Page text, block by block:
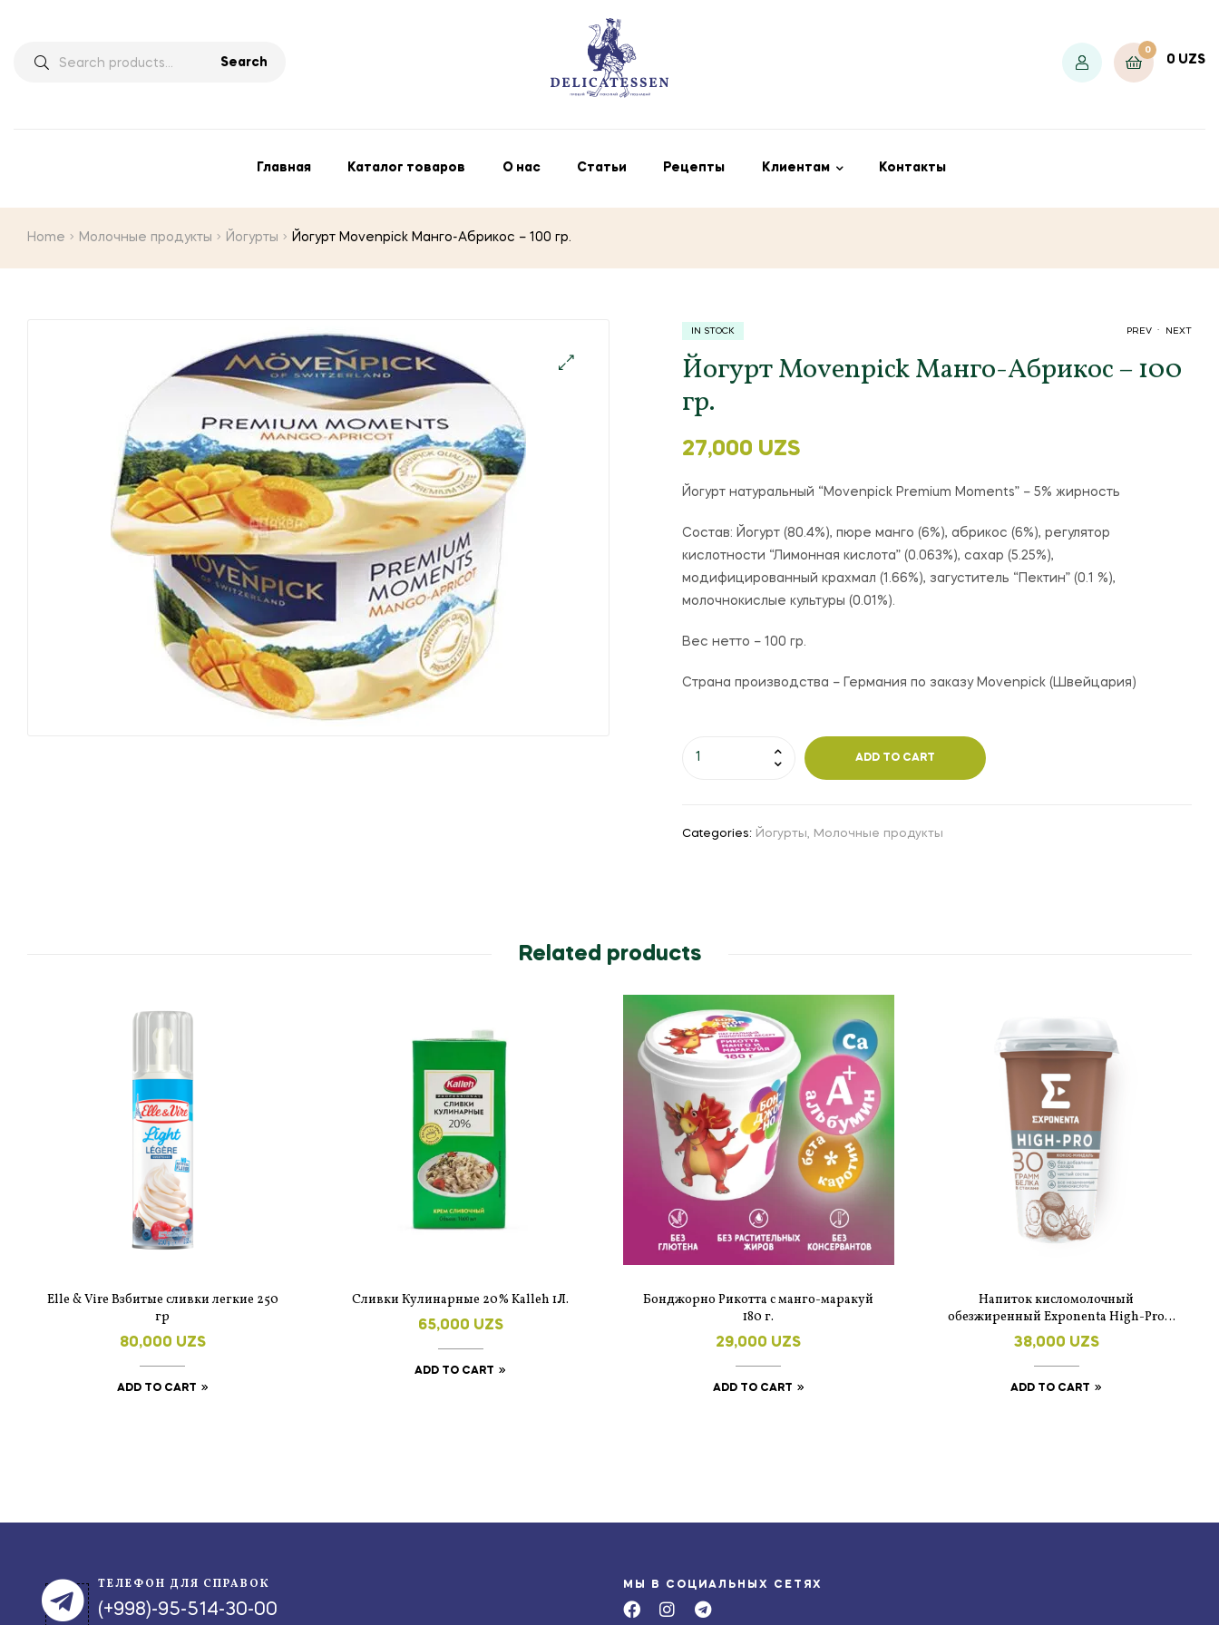
Search
0
0 UZS
Главная Каталог товаров О нас Статьи Рецепты Клиентам Контакты
Home Молочные продукты Йогурты Йогурт Movenpick Манго-Абрикос – 100 гр.
PREV NEXT
IN STOCK
Йогурт Movenpick Манго-Абрикос – 100
гр.
27,000 UZS
Йогурт натуральный “Movenpick Premium Moments” – 5% жирность
Состав: Йогурт (80.4%), пюре манго (6%), абрикос (6%), регулятор
кислотности “Лимонная кислота” (0.063%), сахар (5.25%),
модифицированный крахмал (1.66%), загуститель “Пектин” (0.1 %),
молочнокислые культуры (0.01%).
Вес нетто – 100 гр.
Страна производства – Германия по заказу Movenpick (Швейцария)
ADD TO CART
Categories: Йогурты, Молочные продукты
Related products
Elle & Vire Взбитые сливки легкие 250
гр
80,000 UZS
ADD TO CART
Сливки Кулинарные 20% Kalleh 1Л.
65,000 UZS
ADD TO CART
Бонджорно Рикотта с манго-маракуй
180 г.
29,000 UZS
ADD TO CART
Напиток кисломолочный
обезжиренный Exponenta High-Pro
кокос-миндаль 250 г
38,000 UZS
ADD TO CART
ТЕЛЕФОН ДЛЯ СПРАВОК
(+998)-95-514-30-00
МЫ В СОЦИАЛЬНЫХ СЕТЯХ